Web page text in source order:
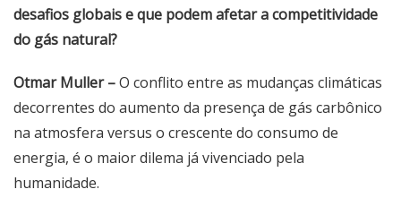
desafios globais e que podem afetar a competitividade
do gás natural?
Otmar Muller –O conflito entre as mudanças climáticas
decorrentes do aumento da presença de gás carbônico
na atmosfera versus o crescente do consumo de
energia, é o maior dilema já vivenciado pela
humanidade.